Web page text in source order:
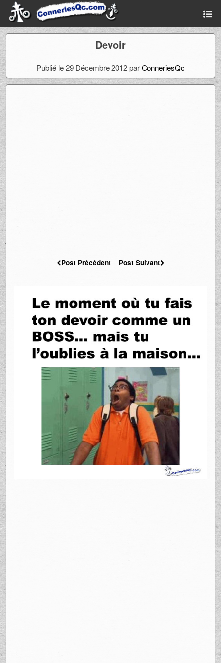
Devoir
Publié le 29 Décembre 2012 parConneriesQc
Post Précédent Post Suivant